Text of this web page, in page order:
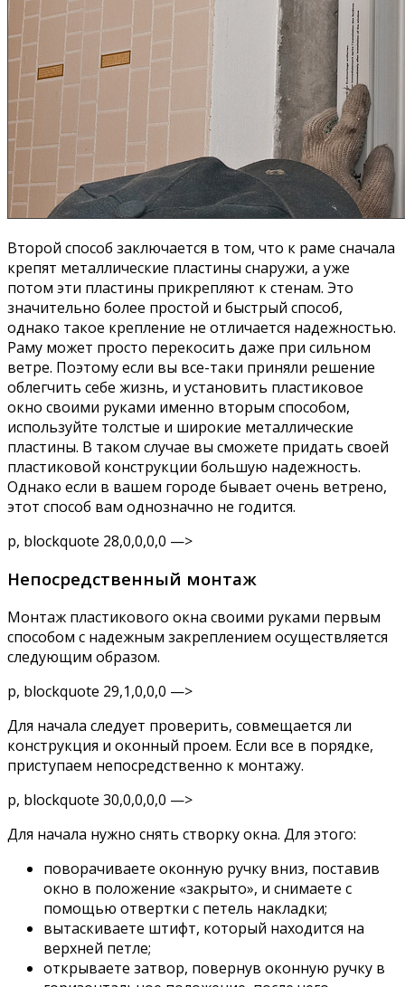
Второй способ заключается в том, что к раме сначала
крепят металлические пластины снаружи, а уже
потом эти пластины прикрепляют к стенам. Это
значительно более простой и быстрый способ,
однако такое крепление не отличается надежностью.
Раму может просто перекосить даже при сильном
ветре. Поэтому если вы все-таки приняли решение
облегчить себе жизнь, и установить пластиковое
окно своими руками именно вторым способом,
используйте толстые и широкие металлические
пластины. В таком случае вы сможете придать своей
пластиковой конструкции большую надежность.
Однако если в вашем городе бывает очень ветрено,
этот способ вам однозначно не годится.
p, blockquote 28,0,0,0,0 —>
Непосредственный монтаж
Монтаж пластикового окна своими руками первым
способом с надежным закреплением осуществляется
следующим образом.
p, blockquote 29,1,0,0,0 —>
Для начала следует проверить, совмещается ли
конструкция и оконный проем. Если все в порядке,
приступаем непосредственно к монтажу.
p, blockquote 30,0,0,0,0 —>
Для начала нужно снять створку окна. Для этого:
поворачиваете оконную ручку вниз, поставив
окно в положение «закрыто», и снимаете с
помощью отвертки с петель накладки;
вытаскиваете штифт, который находится на
верхней петле;
открываете затвор, повернув оконную ручку в